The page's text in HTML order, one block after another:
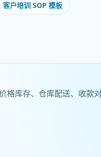
客户培训 SOP 模板
格库存、仓库配送、收款